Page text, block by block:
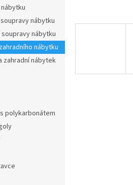
nábytku
nábytku
nábytku
zahradní nábytek
polykarbonátem